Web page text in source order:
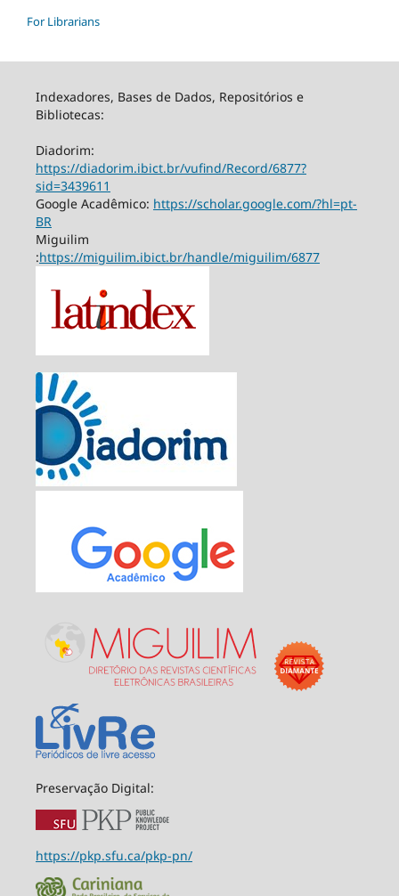
For Librarians
Indexadores, Bases de Dados, Repositórios e
Bibliotecas:
Diadorim:
https://diadorim.ibict.br/vufind/Record/6877?
sid=3439611
Google Acadêmico: https://scholar.google.com/?hl=pt-
BR
Miguilim
:https://miguilim.ibict.br/handle/miguilim/6877
Preservação Digital:
https://pkp.sfu.ca/pkp-pn/